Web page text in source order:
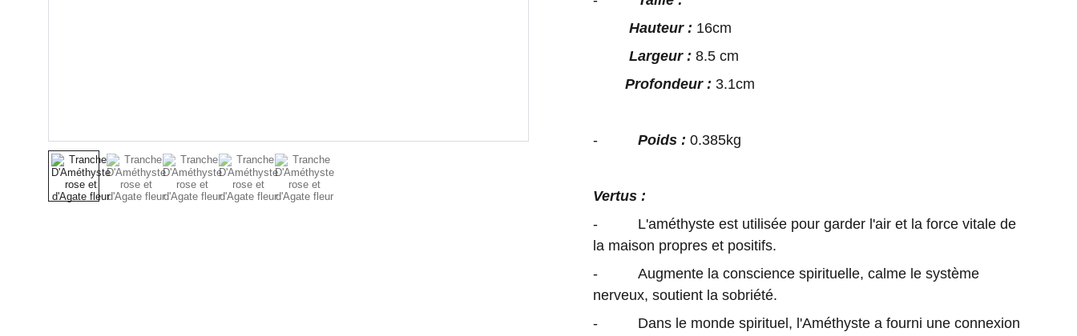
Hauteur : 16cm
Largeur : 8.5 cm
Profondeur : 3.1cm
- Poids : 0.385kg
Vertus :
- L'améthyste est utilisée pour garder l'air et la force vitale de
la maison propres et positifs.
- Augmente la conscience spirituelle, calme le système
nerveux, soutient la sobriété.
- Dans le monde spirituel, l'Améthyste a fourni une connexion